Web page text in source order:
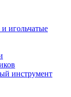
игольчатые
инструмент